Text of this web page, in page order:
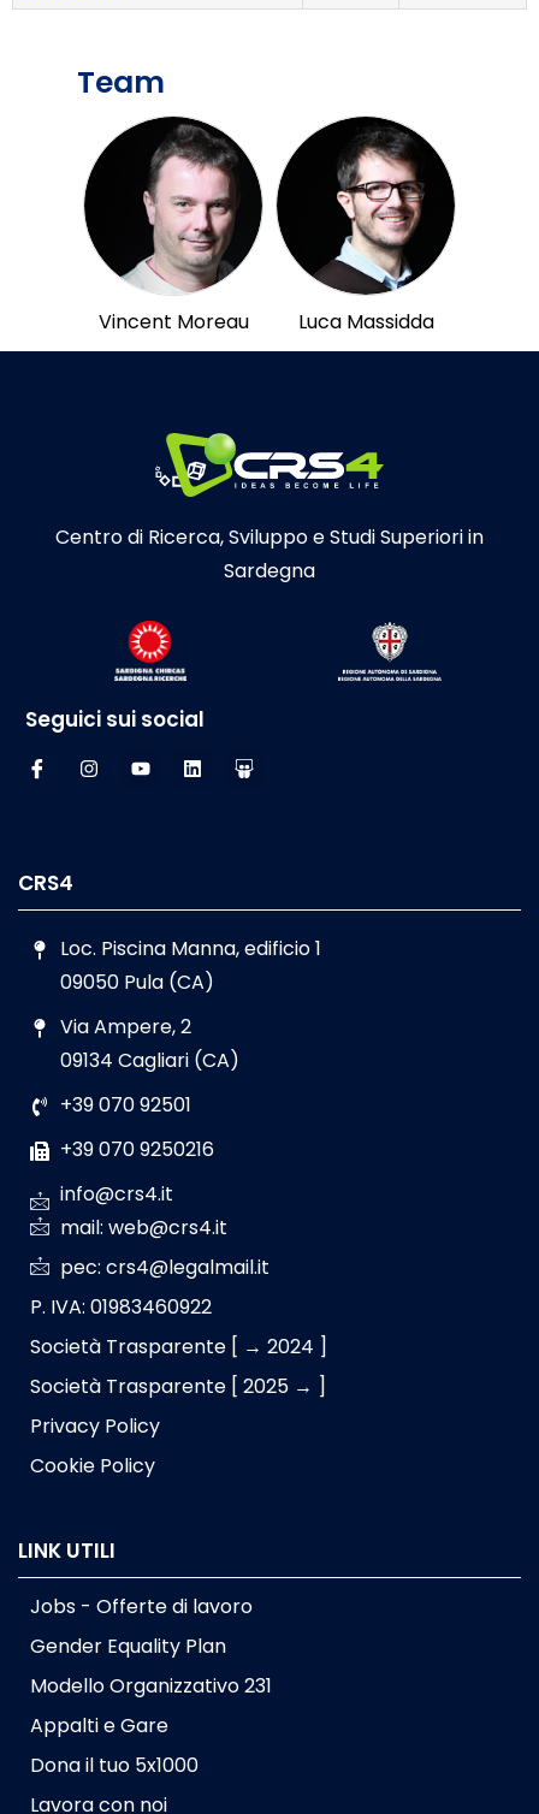
Team
Vincent Moreau Luca Massidda
Centro di Ricerca, Sviluppo e Studi Superiori in
Sardegna
Seguici sui social
CRS4
Loc. Piscina Manna, edificio 1
09050 Pula (CA)
Via Ampere, 2
09134 Cagliari (CA)
+39 070 92501
+39 070 9250216
info@crs4.it
mail: web@crs4.it
pec: crs4@legalmail.it
P. IVA: 01983460922
Società Trasparente [ → 2024 ]
Società Trasparente [ 2025 → ]
Privacy Policy
Cookie Policy
LINK UTILI
Jobs - Offerte di lavoro
Gender Equality Plan
Modello Organizzativo 231
Appalti e Gare
Dona il tuo 5x1000
Lavora con noi